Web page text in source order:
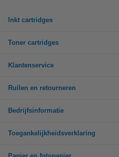
Inkt cartridges
Toner cartridges
Klantenservice
Ruilen en retourneren
Bedrijfsinformatie
Toegankelijkheidsverklaring